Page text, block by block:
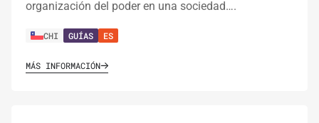
organización del poder en una sociedad….
CHI GUÍAS ES
MÁS INFORMACIÓN